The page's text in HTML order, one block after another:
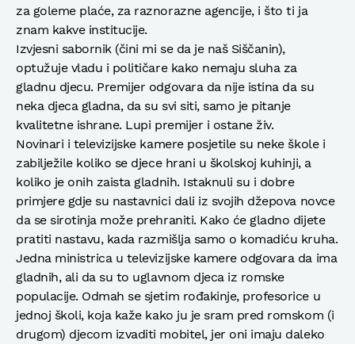
za goleme plaće, za raznorazne agencije, i što ti ja
znam kakve institucije.
Izvjesni sabornik (čini mi se da je naš Siščanin),
optužuje vladu i političare kako nemaju sluha za
gladnu djecu. Premijer odgovara da nije istina da su
neka djeca gladna, da su svi siti, samo je pitanje
kvalitetne ishrane. Lupi premijer i ostane živ.
Novinari i televizijske kamere posjetile su neke škole i
zabilježile koliko se djece hrani u školskoj kuhinji, a
koliko je onih zaista gladnih. Istaknuli su i dobre
primjere gdje su nastavnici dali iz svojih džepova novce
da se sirotinja može prehraniti. Kako će gladno dijete
pratiti nastavu, kada razmišlja samo o komadiću kruha.
Jedna ministrica u televizijske kamere odgovara da ima
gladnih, ali da su to uglavnom djeca iz romske
populacije. Odmah se sjetim rođakinje, profesorice u
jednoj školi, koja kaže kako ju je sram pred romskom (i
drugom) djecom izvaditi mobitel, jer oni imaju daleko